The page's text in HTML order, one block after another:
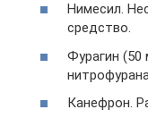
Нимесил.
средство.
Фурагин (50
Канефрон.